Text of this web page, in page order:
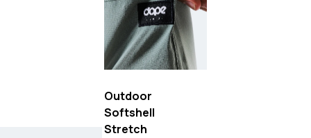
Outdoor
Softshell
Stretch